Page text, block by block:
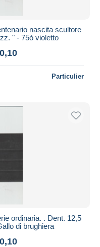
nascita scultore
" - 75ò violetto
Particulier
ordinaria. . Dent. 12,5
di brughiera